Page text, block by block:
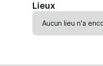
Lieux
Aucun lieu n'a